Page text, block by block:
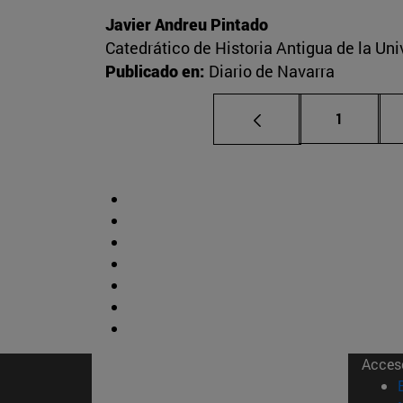
Javier Andreu Pintado
Catedrático de Historia Antigua de la
Publicado en: Diario de Navarra
Página
1